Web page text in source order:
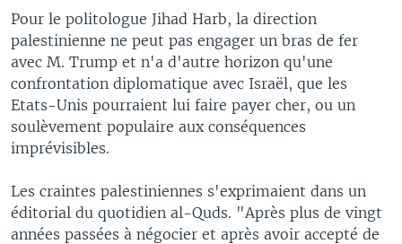
Pour le politologue Jihad Harb, la direction
palestinienne ne peut pas engager un bras de fer
avec M. Trump et n'a d'autre horizon qu'une
confrontation diplomatique avec Israël, que les
Etats-Unis pourraient lui faire payer cher, ou un
soulèvement populaire aux conséquences
imprévisibles.
Les craintes palestiniennes s'exprimaient dans un
éditorial du quotidien al-Quds. "Après plus de vingt
années passées à négocier et après avoir accepté de